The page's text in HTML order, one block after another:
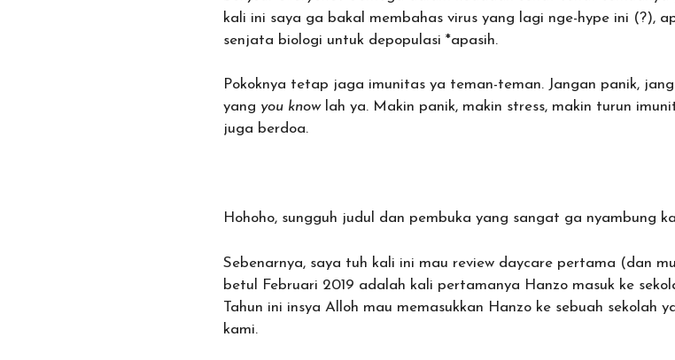
kali ini saya ga bakal membahas virus yang lagi nge-hype ini (?),
senjata biologi untuk depopulasi *apasih.
Pokoknya tetap jaga imunitas ya teman-teman. Jangan panik,
yang you knowlah ya. Makin panik, makin stress, makin turun
juga berdoa.
Hohoho, sungguh judul dan pembuka yang sangat ga nyambung
Sebenarnya, saya tuh kali ini mau review daycare pertama (dan
betul Februari 2019 adalah kali pertamanya Hanzo masuk ke
Tahun ini insya Alloh mau memasukkan Hanzo ke sebuah sekolah
kami.